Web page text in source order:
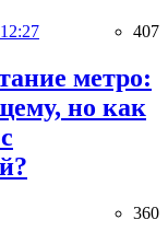
407
метро:
но как
360